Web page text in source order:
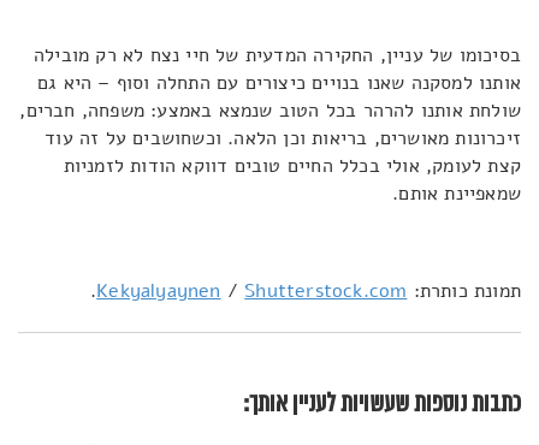
בסיכומו של עניין, החקירה המדעית של חיי נצח לא רק מובילה
אותנו למסקנה שאנו בנויים כיצורים עם התחלה וסוף – היא גם
שולחת אותנו להרהר בכל הטוב שנמצא באמצע: משפחה, חברים,
זיכרונות מאושרים, בריאות וכן הלאה. וכשחושבים על זה עוד
קצת לעומק, אולי בכלל החיים טובים דווקא הודות לזמניות
שמאפיינת אותם.
תמונת כותרת: Kekyalyaynen / Shutterstock.com
.
כתבות נוספות שעשויות לעניין אותך: